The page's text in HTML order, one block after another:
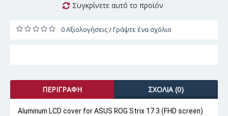
Συγκρίνετε αυτό το προϊόν
0 Αξιολογήσεις/Γράψτε ένα σχόλιο
ΠΕΡΙΓΡΑΦΉ ΣΧΌΛΙΑ (0)
Aluminum LCD cover for ASUS ROG Strix 17.3 (FHD screen)